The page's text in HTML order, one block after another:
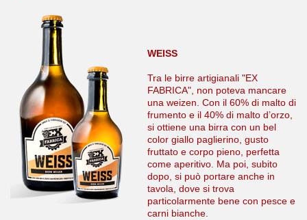
WEISS
Tra le birre artigianali "EX
FABRICA", non poteva mancare
una weizen. Con il 60% di malto di
frumento e il 40% di malto d’orzo,
si ottiene una birra con un bel
color giallo paglierino, gusto
fruttato e corpo pieno, perfetta
come aperitivo. Ma poi, subito
dopo, si può portare anche in
tavola, dove si trova
particolarmente bene con pesce e
carni bianche.